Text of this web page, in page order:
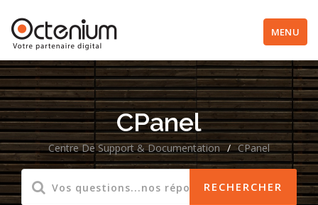
MENU
CPanel
Centre De Support & Documentation / CPanel